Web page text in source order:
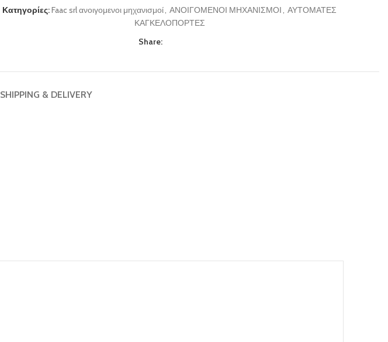
Κατηγορίες:Faac srl ανοιγομενοι μηχανισμοί, ΑΝΟΙΓΟΜΕΝΟΙ ΜΗΧΑΝΙΣΜΟΙ, ΑΥΤΟΜΑΤΕΣ
ΚΑΓΚΕΛΟΠΟΡΤΕΣ
Share:
SHIPPING & DELIVERY